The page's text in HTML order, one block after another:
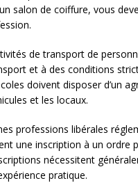
salon de coiffure, vous
de transport de
et à des conditions
doivent disposer d’un
et les locaux.
professions libérales
une inscription à un ordre
nécessitent
pratique.